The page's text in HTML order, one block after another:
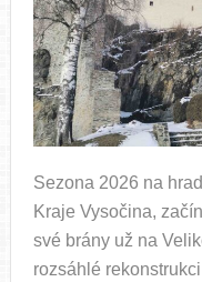
Sezona 2026 na
Kraje Vysočina,
své brány už na
rozsáhlé